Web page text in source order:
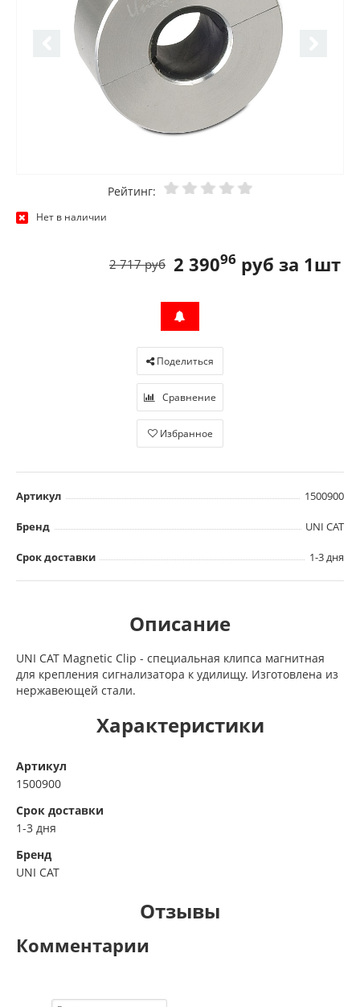
Рейтинг:
Нет в наличии
2 39096 руб за 1шт
2 717 руб
Поделиться
Сравнение
Избранное
Артикул 1500900
Бренд UNI CAT
Срок доставки 1-3 дня
Описание
UNI CAT Magnetic Clip - специальная клипса магнитная
для крепления сигнализатора к удилищу. Изготовлена из
нержавеющей стали.
Характеристики
Артикул
1500900
Срок доставки
1-3 дня
Бренд
UNI CAT
Отзывы
Комментарии